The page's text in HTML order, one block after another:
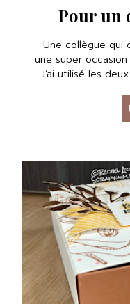
Pour un
Une collègue qui
une super
J’ai utilisé les